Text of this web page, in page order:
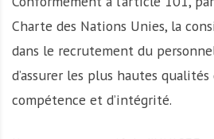
Charte des Nations Unies, la
dans le recrutement du
d’assurer les plus hautes qualités
compétence et d’intégrité.